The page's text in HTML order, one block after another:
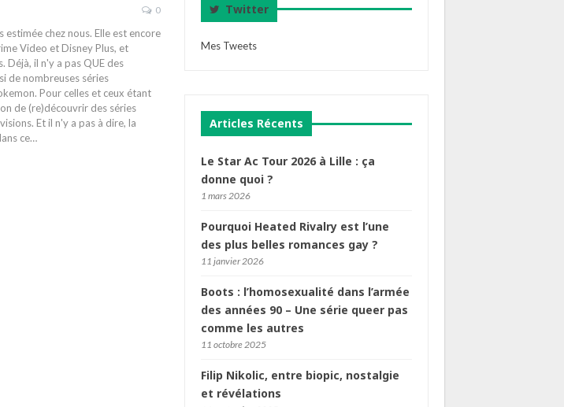
0
estimée chez nous. Elle est encore
Video et Disney Plus, et
Déjà, il n'y a pas QUE des
de nombreuses séries
Pour celles et ceux étant
de (re)découvrir des séries
Et il n'y a pas à dire, la
ce…
Twitter
Mes Tweets
Articles Récents
Le Star Ac Tour 2026 à Lille : ça
donne quoi ?
1 mars 2026
Pourquoi Heated Rivalry est l’une
des plus belles romances gay ?
11 janvier 2026
Boots : l’homosexualité dans l’armée
des années 90 – Une série queer pas
comme les autres
11 octobre 2025
Filip Nikolic, entre biopic, nostalgie
et révélations